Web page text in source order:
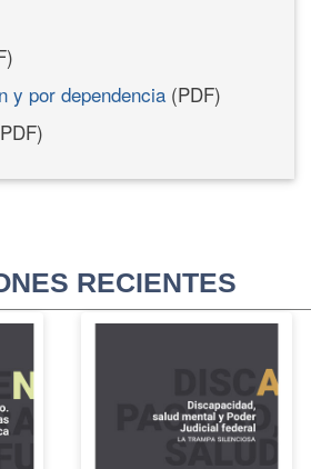
y por dependencia (PDF)
RECIENTES